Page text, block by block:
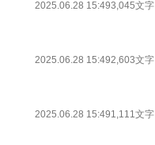
2025.06.28 15:493,045文字
2025.06.28 15:492,603文字
2025.06.28 15:491,111文字